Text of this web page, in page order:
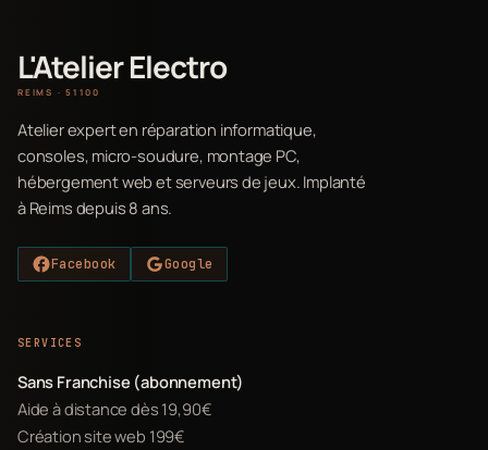
L'Atelier Electro
REIMS · 51100
Atelier expert en réparation informatique,
consoles, micro-soudure, montage PC,
hébergement web et serveurs de jeux. Implanté
à Reims depuis 8 ans.
Facebook Google
SERVICES
Sans Franchise (abonnement)
Aide à distance dès 19,90€
Création site web 199€